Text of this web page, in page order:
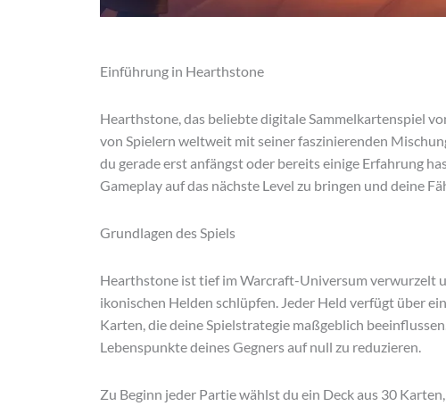
Einführung in Hearthstone
Hearthstone, das beliebte digitale Sammelkartenspiel
von Spielern weltweit mit seiner faszinierenden
du gerade erst anfängst oder bereits einige Erfahrung
Gameplay auf das nächste Level zu bringen und deine
Grundlagen des Spiels
Hearthstone ist tief im Warcraft-Universum verwurzelt
ikonischen Helden schlüpfen. Jeder Held verfügt über
Karten, die deine Spielstrategie maßgeblich
Lebenspunkte deines Gegners auf null zu reduzieren.
Zu Beginn jeder Partie wählst du ein Deck aus 30